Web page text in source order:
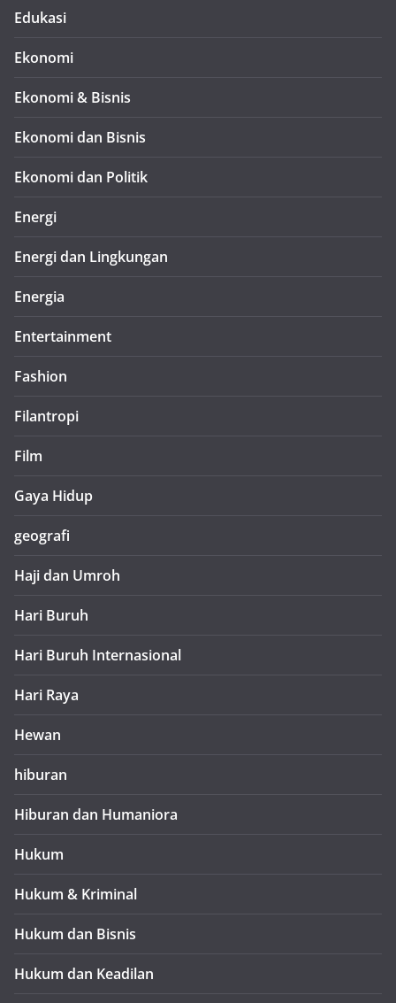
Edukasi
Ekonomi
Ekonomi & Bisnis
Ekonomi dan Bisnis
Ekonomi dan Politik
Energi
Energi dan Lingkungan
Energia
Entertainment
Fashion
Filantropi
Film
Gaya Hidup
geografi
Haji dan Umroh
Hari Buruh
Hari Buruh Internasional
Hari Raya
Hewan
hiburan
Hiburan dan Humaniora
Hukum
Hukum & Kriminal
Hukum dan Bisnis
Hukum dan Keadilan